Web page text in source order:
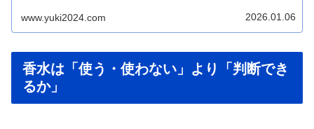
www.yuki2024.com 2026.01.06
香水は「使う・使わない」より「判断でき
るか」